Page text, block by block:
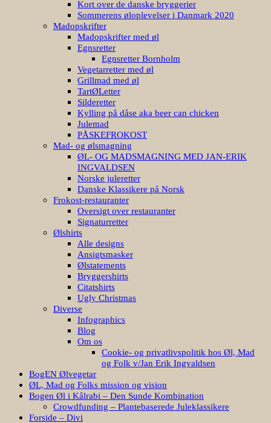
Kort over de danske bryggerier
Sommerens øloplevelser i Danmark 2020
Madopskrifter
Madopskrifter med øl
Egnsretter
Egnsretter Bornholm
Vegetarretter med øl
Grillmad med øl
TartØLetter
Silderetter
Kylling på dåse aka beer can chicken
Julemad
PÅSKEFROKOST
Mad- og ølsmagning
ØL- OG MADSMAGNING MED JAN-ERIK
INGVALDSEN
Norske juleretter
Danske Klassikere på Norsk
Frokost-restauranter
Oversigt over restauranter
Signaturretter
Ølshirts
Alle designs
Ansigtsmasker
Ølstatements
Bryggershirts
Citatshirts
Ugly Christmas
Diverse
Infographics
Blog
Om os
Cookie- og privatlivspolitik hos Øl, Mad
og Folk v/Jan Erik Ingvaldsen
BogEN Ølvegetar
ØL, Mad og Folks mission og vision
Bogen Øl i Kålrabi – Den Sunde Kombination
Crowdfunding – Plantebaserede Juleklassikere
Forside – Divi